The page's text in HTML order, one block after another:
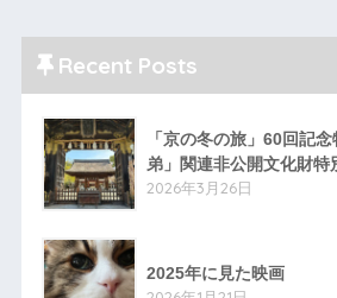
Recent Posts
「京の冬の旅」60回記
弟」関連非公開文化財特
2026年3月26日
2025年に見た映画